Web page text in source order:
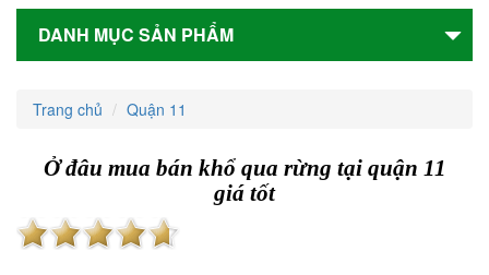
DANH MỤC SẢN PHẨM
Trang chủ Quận 11
Ở đâu mua bán khổ qua rừng tại quận 11
giá tốt